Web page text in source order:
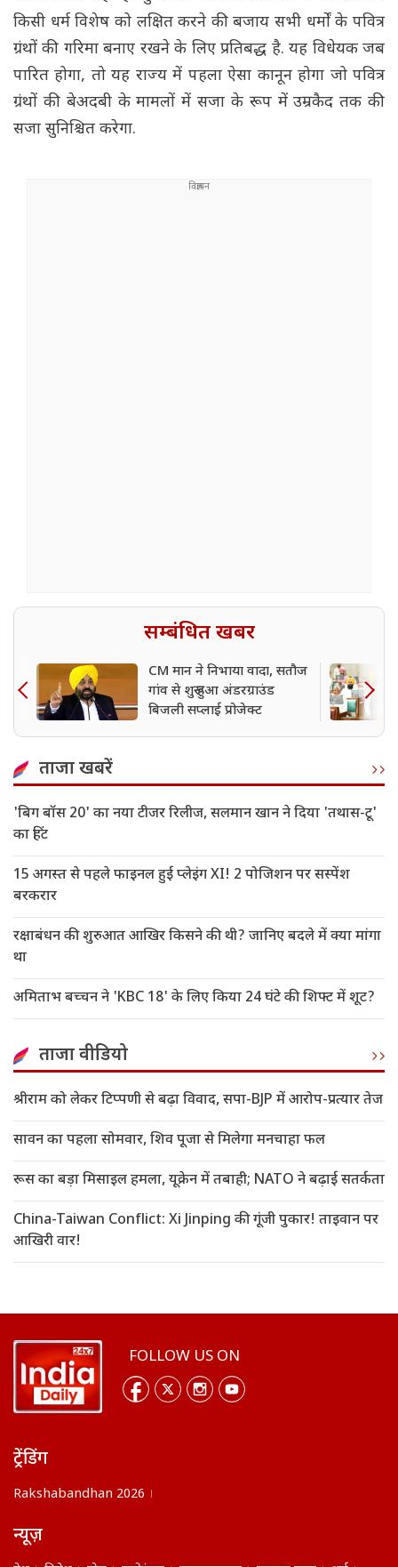
किसी धर्म विशेष को लक्षित करने की बजाय सभी धर्मों के पवित्र
ग्रंथों की गरिमा बनाए रखने के लिए प्रतिबद्ध है. यह विधेयक जब
पारित होगा, तो यह राज्य में पहला ऐसा कानून होगा जो पवित्र
ग्रंथों की बेअदबी के मामलों में सजा के रूप में उम्रकैद तक की
सजा सुनिश्चित करेगा.
सम्बंधित खबर
CM मान ने निभाया वादा, सतौज
गांव से शुरू हुआ अंडरग्राउंड
बिजली सप्लाई प्रोजेक्ट
ताजा खबरें
'बिग बॉस 20' का नया टीजर रिलीज, सलमान खान ने दिया 'तथास-टू'
का हिंट
15 अगस्त से पहले फाइनल हुई प्लेइंग XI! 2 पोजिशन पर सस्पेंश
बरकरार
रक्षाबंधन की शुरुआत आखिर किसने की थी? जानिए बदले में क्या मांगा
था
अमिताभ बच्चन ने 'KBC 18' के लिए किया 24 घंटे की शिफ्ट में शूट?
ताजा वीडियो
श्रीराम को लेकर टिप्पणी से बढ़ा विवाद, सपा-BJP में आरोप-प्रत्यार तेज
सावन का पहला सोमवार, शिव पूजा से मिलेगा मनचाहा फल
रूस का बड़ा मिसाइल हमला, यूक्रेन में तबाही; NATO ने बढ़ाई सतर्कता
China-Taiwan Conflict: Xi Jinping की गूंजी पुकार! ताइवान पर
आखिरी वार!
FOLLOW US ON
ट्रेंडिंग
Rakshabandhan 2026
न्यूज़